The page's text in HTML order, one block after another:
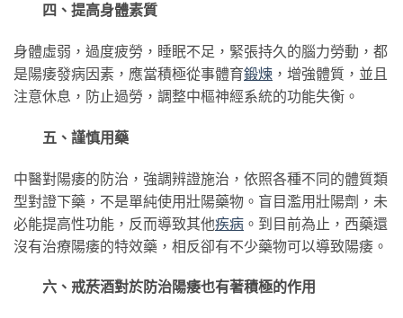
四、提高身體素質
身體虛弱，過度疲勞，睡眠不足，緊張持久的腦力勞動，都
是陽痿發病因素，應當積極從事體育鍛煉 ，增強體質，並且
注意休息，防止過勞，調整中樞神經系統的功能失衡。
五、謹慎用藥
中醫對陽痿的防治，強調辨證施治，依照各種不同的體質類
型對證下藥，不是單純使用壯陽藥物。盲目濫用壯陽劑，未
必能提高性功能，反而導致其他疾病 。到目前為止，西藥還
沒有治療陽痿的特效藥，相反卻有不少藥物可以導致陽痿。
六、戒菸酒對於防治陽痿也有著積極的作用